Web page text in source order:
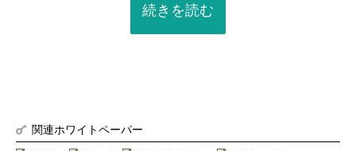
続きを読む
関連ホワイトペーパー